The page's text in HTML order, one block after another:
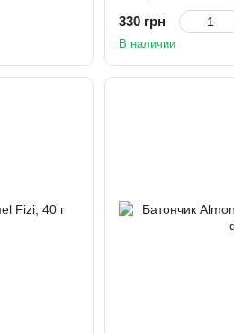
330 грн
В наличии